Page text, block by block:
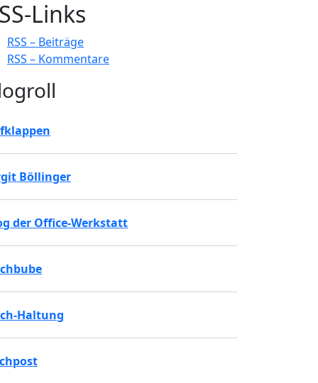
Links
RSS – Beiträge
RSS – Kommentare
Böllinger
der Office-Werkstatt
Haltung